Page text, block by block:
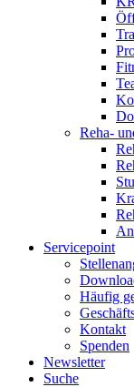
Reha-
Servicepoint
Häufig
Kontakt
Spenden
Newsletter
Suche